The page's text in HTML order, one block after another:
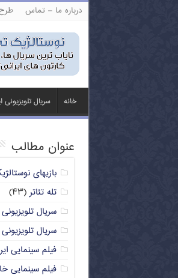
درباره ما – تماس
خانه سریال تلویزیونی
عنوان مطالب
بازیهای
تله تئاتر(۴۳)
سریال تلویزیونی
سریال
فیلم سینمایی
فیلم سینمایی